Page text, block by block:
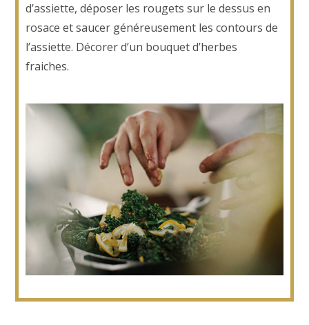
d’assiette, déposer les rougets sur le dessus en
rosace et saucer généreusement les contours de
l’assiette. Décorer d’un bouquet d’herbes
fraiches.